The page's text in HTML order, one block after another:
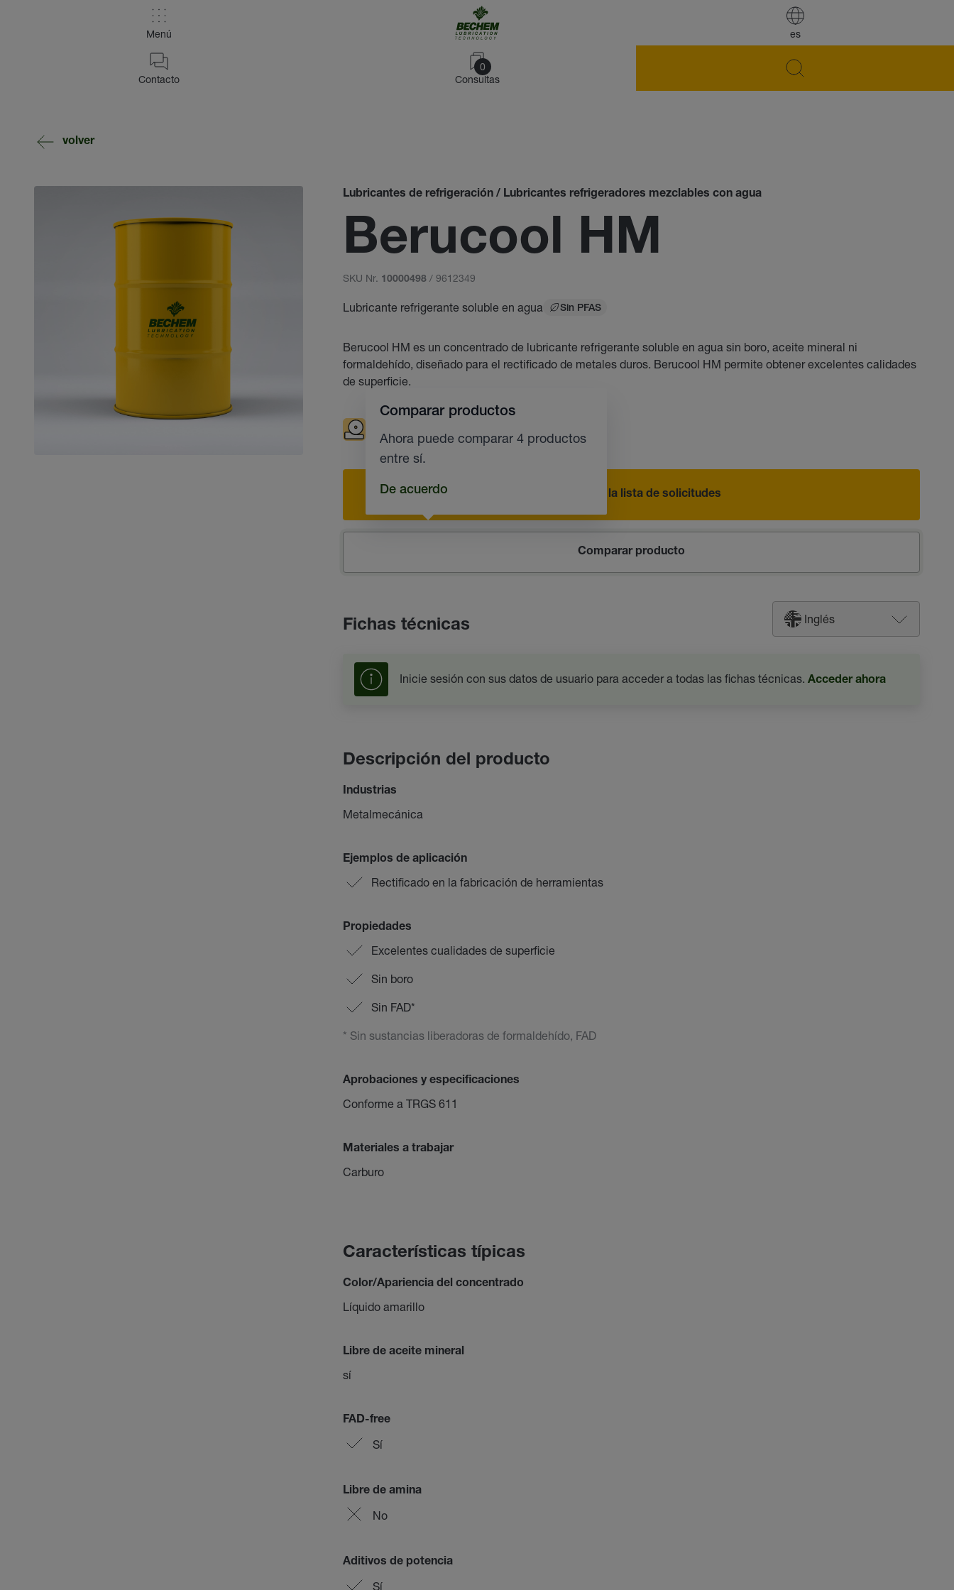
es
Menú
0
Consultas
Contacto
volver
Lubricantes de refrigeración / Lubricantes refrigeradores mezclables con agua
Berucool HM
SKU Nr. 10000498 / 9612349
Lubricante refrigerante soluble en agua Sin PFAS
Berucool HM es un concentrado de lubricante refrigerante soluble en agua sin boro, aceite mineral ni
formaldehído, diseñado para el rectificado de metales duros. Berucool HM permite obtener excelentes calidades
de superficie.
Añadir a la lista de solicitudes
Comparar producto
Comparar productos
Ahora puede comparar 4 productos
entre sí.
De acuerdo
Fichas técnicas Inglés
Inicie sesión con sus datos de usuario para acceder a todas las fichas técnicas. Acceder ahora
Descripción del producto
Industrias
Metalmecánica
Ejemplos de aplicación
Rectificado en la fabricación de herramientas
Propiedades
Excelentes cualidades de superficie
Sin boro
Sin FAD*
* Sin sustancias liberadoras de formaldehído, FAD
Aprobaciones y especificaciones
Conforme a TRGS 611
Materiales a trabajar
Carburo
Características típicas
Color/Apariencia del concentrado
Líquido amarillo
Libre de aceite mineral
sí
FAD-free
Sí
Libre de amina
No
Aditivos de potencia
Sí